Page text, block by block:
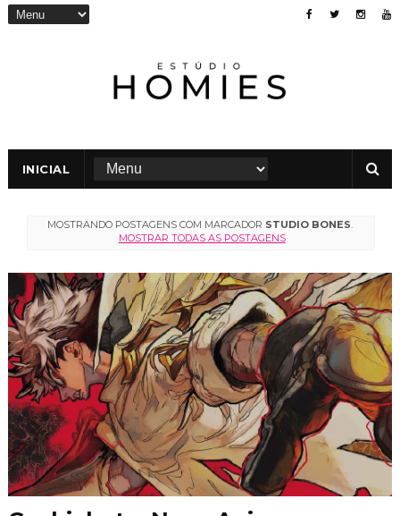
INICIAL
MOSTRANDO POSTAGENS COM MARCADOR STUDIO BONES.
MOSTRAR TODAS AS POSTAGENS